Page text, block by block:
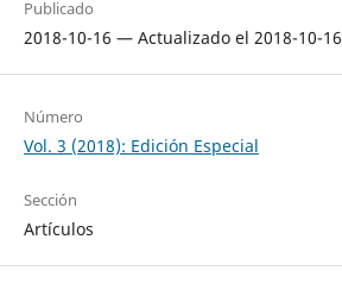
Publicado
2018-10-16 — Actualizado el 2018-10-16
Número
Vol. 3 (2018): Edición Especial
Sección
Artículos